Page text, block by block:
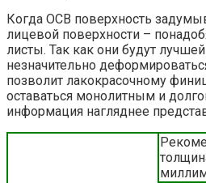
Когда ОСВ поверхность
лицевой поверхности –
листы. Так как они будут
незначительно
позволит лакокрасочному
оставаться монолитным и
информация нагляднее